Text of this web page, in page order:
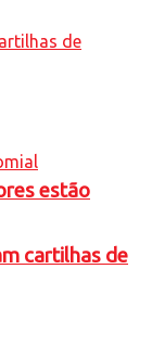
estão
cartilhas de